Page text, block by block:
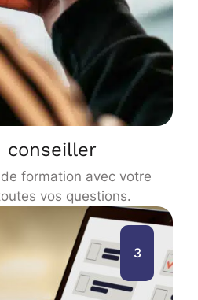
conseiller
formation avec votre
vos questions.
3